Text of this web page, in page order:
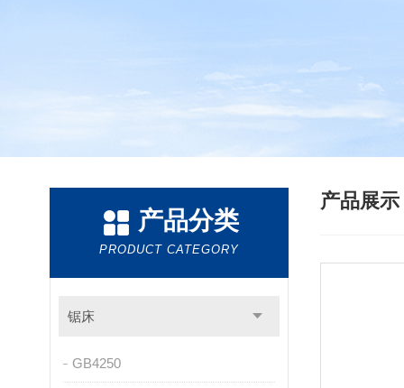
产品分类
PRODUCT CATEGORY
锯床
GB4250
产品展示